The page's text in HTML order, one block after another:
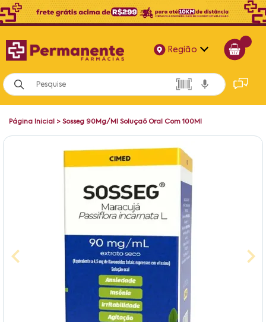
Região
Alagoas
Bahia
Pernambuco
Página Inicial > Sosseg 90Mg/Ml Soluçaõ Oral Com 100Ml